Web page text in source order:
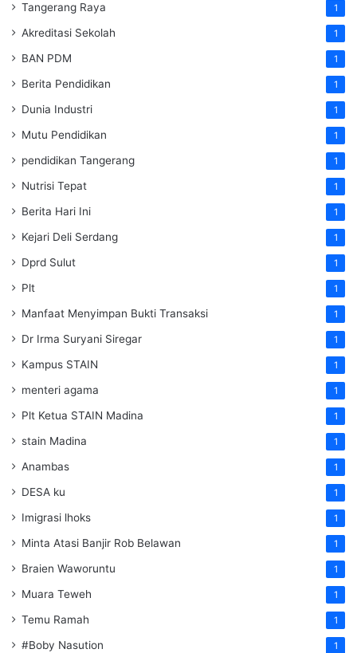
Tangerang Raya 1
Akreditasi Sekolah 1
BAN PDM 1
Berita Pendidikan 1
Dunia Industri 1
Mutu Pendidikan 1
pendidikan Tangerang 1
Nutrisi Tepat 1
Berita Hari Ini 1
Kejari Deli Serdang 1
Dprd Sulut 1
Plt 1
Manfaat Menyimpan Bukti Transaksi 1
Dr Irma Suryani Siregar 1
Kampus STAIN 1
menteri agama 1
Plt Ketua STAIN Madina 1
stain Madina 1
Anambas 1
DESA ku 1
Imigrasi lhoks 1
Minta Atasi Banjir Rob Belawan 1
Braien Waworuntu 1
Muara Teweh 1
Temu Ramah 1
#Boby Nasution 1